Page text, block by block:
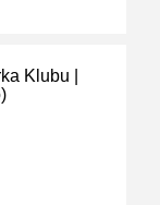
Klubu |